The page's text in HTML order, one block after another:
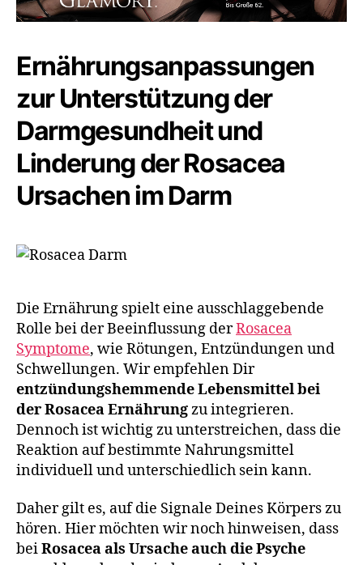
Ernährungsanpassungen
zur Unterstützung der
Darmgesundheit und
Linderung der Rosacea
Ursachen im Darm
Die Ernährung spielt eine ausschlaggebende
Rolle bei der Beeinflussung derRosacea
Symptome, wie Rötungen, Entzündungen und
Schwellungen. Wir empfehlen Dir
entzündungshemmende Lebensmittel bei
der Rosacea Ernährungzu integrieren.
Dennoch ist wichtig zu unterstreichen, dass die
Reaktion auf bestimmte Nahrungsmittel
individuell und unterschiedlich sein kann.
Daher gilt es, auf die Signale Deines Körpers zu
hören. Hier möchten wir noch hinweisen, dass
beiRosacea als Ursache auch die Psyche